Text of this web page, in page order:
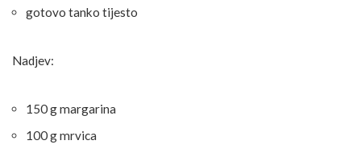
gotovo tanko tijesto
Nadjev:
150 g margarina
100 g mrvica